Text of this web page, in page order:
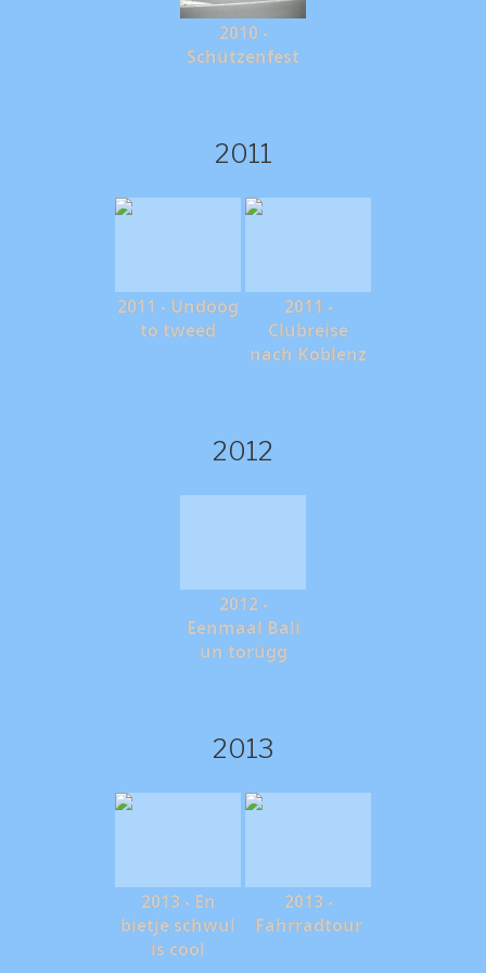
2010 -
Schützenfest
2011
2011 - Undöög
to tweed
2011 -
Clubreise
nach Koblenz
2012
2012 -
Eenmaal Bali
un torügg
2013
2013 - En
bietje schwul
is cool
2013 -
Fahrradtour